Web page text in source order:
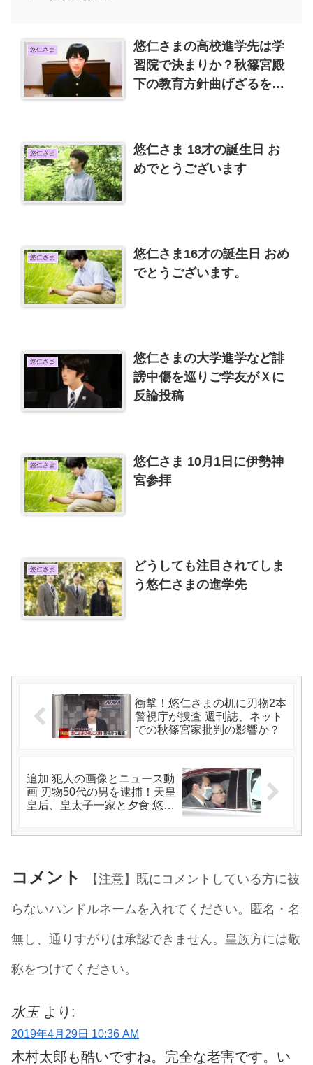
悠仁さま
悠仁さまの高校進学先は学
習院で決まりか？秋篠宮殿
下の教育方針曲げざるをえ
悠仁さま
悠仁さま 18才の誕生日 お
めでとうございます
悠仁さま
悠仁さま16才の誕生日 おめ
でとうございます。
悠仁さま
悠仁さまの大学進学など誹
謗中傷を巡りご学友がＸに
反論投稿
悠仁さま
悠仁さま 10月1日に伊勢神
宮参拝
悠仁さま
どうしても注目されてしま
う悠仁さまの進学先
衝撃！悠仁さまの机に刃物2本
警視庁が捜査 週刊誌、ネット
での秋篠宮家批判の影響か？
追加 犯人の画像とニュース動
画 刃物50代の男を逮捕！天皇
皇后、皇太子一家と夕食 悠仁
コメント
【注意】既にコメントしている方に被
らないハンドルネームを入れてください。匿名・名
無し、通りすがりは承認できません。皇族方には敬
称をつけてください。
水玉 より:
2019年4月29日 10:36 AM
木村太郎も酷いですね。完全な老害です。い